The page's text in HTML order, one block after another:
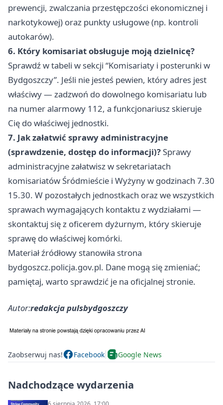
prewencji, zwalczania przestępczości ekonomicznej i
narkotykowej) oraz punkty usługowe (np. kontroli
autokarów).
6. Który komisariat obsługuje moją dzielnicę?
Sprawdź w tabeli w sekcji “Komisariaty i posterunki w
Bydgoszczy”. Jeśli nie jesteś pewien, który adres jest
właściwy — zadzwoń do dowolnego komisariatu lub
na numer alarmowy 112, a funkcjonariusz skieruje
Cię do właściwej jednostki.
7. Jak załatwić sprawy administracyjne
(sprawdzenie, dostęp do informacji)?Sprawy
administracyjne załatwisz w sekretariatach
komisariatów Śródmieście i Wyżyny w godzinach 7.30
15.30. W pozostałych jednostkach oraz we wszystkich
sprawach wymagających kontaktu z wydziałami —
skontaktuj się z oficerem dyżurnym, który skieruje
sprawę do właściwej komórki.
Materiał źródłowy stanowiła strona
bydgoszcz.policja.gov.pl. Dane mogą się zmieniać;
pamiętaj, warto sprawdzić je na oficjalnej stronie.
Autor:redakcja pulsbydgoszczy
Zaobserwuj nas! Facebook Google News
Nadchodzące wydarzenia